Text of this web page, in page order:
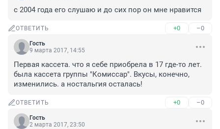
с 2004 года его слушаю и до сих пор он мне нравится
ОТВЕТИТЬ +0 –0
Гость
9 марта 2017, 14:55
Первая кассета. что я себе приобрела в 17 где-то лет.
была кассета группы "Комиссар". Вкусы, конечно,
изменились. а ностальгия осталась!
ОТВЕТИТЬ +0 –0
Гость
2 марта 2017, 23:50